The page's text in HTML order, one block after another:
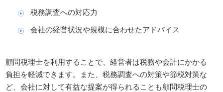
税務調査への対応力
会社の経営状況や規模に合わせたアドバイス
顧問税理士を利用することで、経営者は税務や会計にかかる
負担を軽減できます。また、税務調査への対策や節税対策な
ど、会社に対して有益な提案が得られることも顧問税理士の